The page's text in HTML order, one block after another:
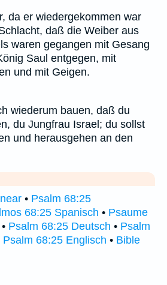
da er wiedergekommen war
daß die Weiber aus
waren gegangen mit Gesang
Saul entgegen, mit
und mit Geigen.
wiederum bauen, daß du
du Jungfrau Israel; du sollst
und herausgehen an den
• Psalm 68:25
68:25 Spanisch • Psaume
• Psalm 68:25 Deutsch • Psalm
Psalm 68:25 Englisch • Bible